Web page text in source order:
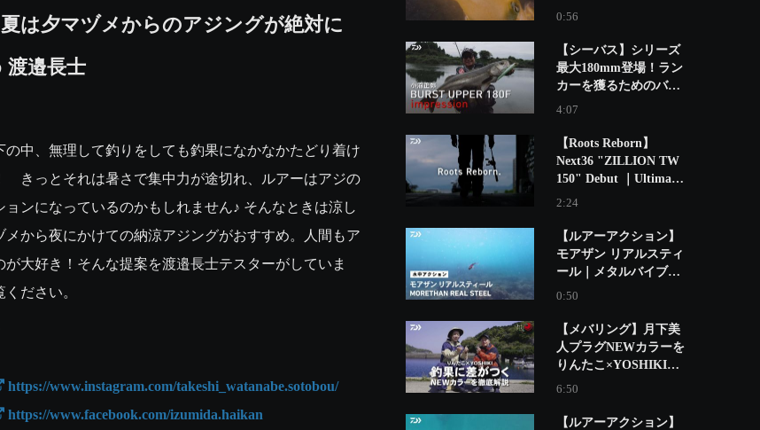
は夕マヅメからのアジングが絶対に
渡邉長士
の中、無理して釣りをしても釣果になかなかたどり着け
　きっとそれは暑さで集中力が途切れ、ルアーはアジの
ョンになっているのかもしれません♪ そんなときは涼し
メから夜にかけての納涼アジングがおすすめ。人間もア
が大好き！そんな提案を渡邉長士テスターがしていま
ださい。
https://www.instagram.com/takeshi_watanabe.sotobou/
https://www.facebook.com/izumida.haikan
0:56
【シーバス】シリーズ
最大180mm登場！ラン
カーを獲るためのバー
ストアッパー180Fの使
4:07
【Roots Reborn】
Next36 "ZILLION TW
150" Debut ｜Ultimate
BASS by DAIWA
2:24
【ルアーアクション】
モアザン リアルスティ
ール｜メタルバイブの
王道。定番のハイアピ
0:50
【メバリング】月下美
人プラグNEWカラーを
りんたこ×YOSHIKIが
解説
6:50
【ルアーアクション】